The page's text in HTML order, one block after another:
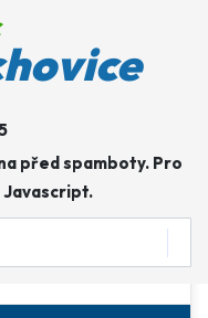
před spamboty. Pro